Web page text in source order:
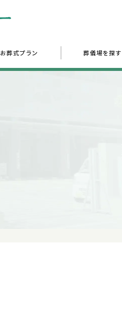
お葬式プラン 葬儀場を探す